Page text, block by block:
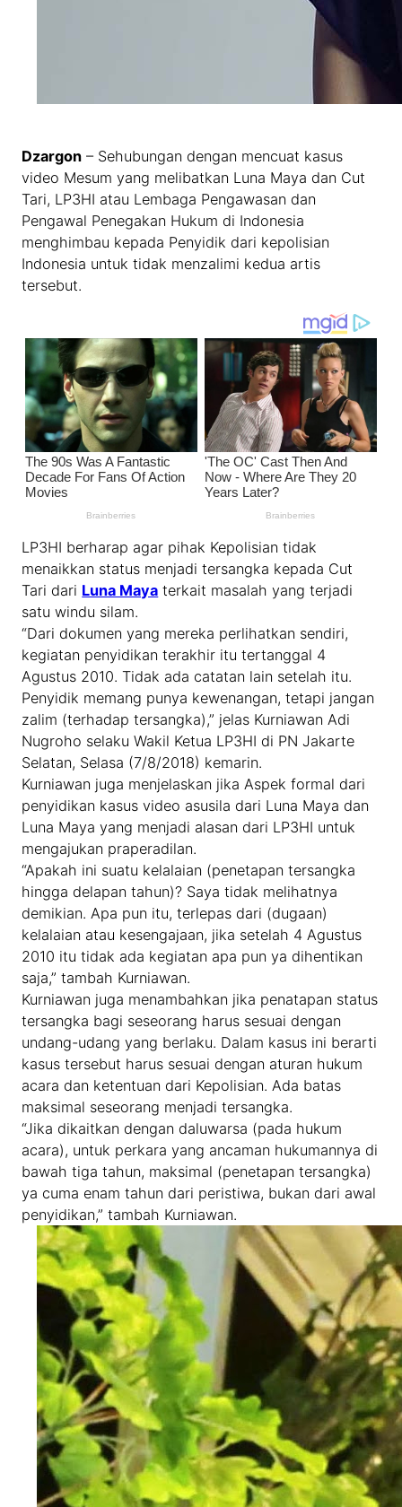
Dzargon – Sehubungan dengan mencuat kasus
video Mesum yang melibatkan Luna Maya dan Cut
Tari, LP3HI atau Lembaga Pengawasan dan
Pengawal Penegakan Hukum di Indonesia
menghimbau kepada Penyidik dari kepolisian
Indonesia untuk tidak menzalimi kedua artis
tersebut.
LP3HI berharap agar pihak Kepolisian tidak
menaikkan status menjadi tersangka kepada Cut
Tari dari Luna Maya terkait masalah yang terjadi
satu windu silam.
“Dari dokumen yang mereka perlihatkan sendiri,
kegiatan penyidikan terakhir itu tertanggal 4
Agustus 2010. Tidak ada catatan lain setelah itu.
Penyidik memang punya kewenangan, tetapi jangan
zalim (terhadap tersangka),” jelas Kurniawan Adi
Nugroho selaku Wakil Ketua LP3HI di PN Jakarte
Selatan, Selasa (7/8/2018) kemarin.
Kurniawan juga menjelaskan jika Aspek formal dari
penyidikan kasus video asusila dari Luna Maya dan
Luna Maya yang menjadi alasan dari LP3HI untuk
mengajukan praperadilan.
“Apakah ini suatu kelalaian (penetapan tersangka
hingga delapan tahun)? Saya tidak melihatnya
demikian. Apa pun itu, terlepas dari (dugaan)
kelalaian atau kesengajaan, jika setelah 4 Agustus
2010 itu tidak ada kegiatan apa pun ya dihentikan
saja,” tambah Kurniawan.
Kurniawan juga menambahkan jika penatapan status
tersangka bagi seseorang harus sesuai dengan
undang-udang yang berlaku. Dalam kasus ini berarti
kasus tersebut harus sesuai dengan aturan hukum
acara dan ketentuan dari Kepolisian. Ada batas
maksimal seseorang menjadi tersangka.
“Jika dikaitkan dengan daluwarsa (pada hukum
acara), untuk perkara yang ancaman hukumannya di
bawah tiga tahun, maksimal (penetapan tersangka)
ya cuma enam tahun dari peristiwa, bukan dari awal
penyidikan,” tambah Kurniawan.